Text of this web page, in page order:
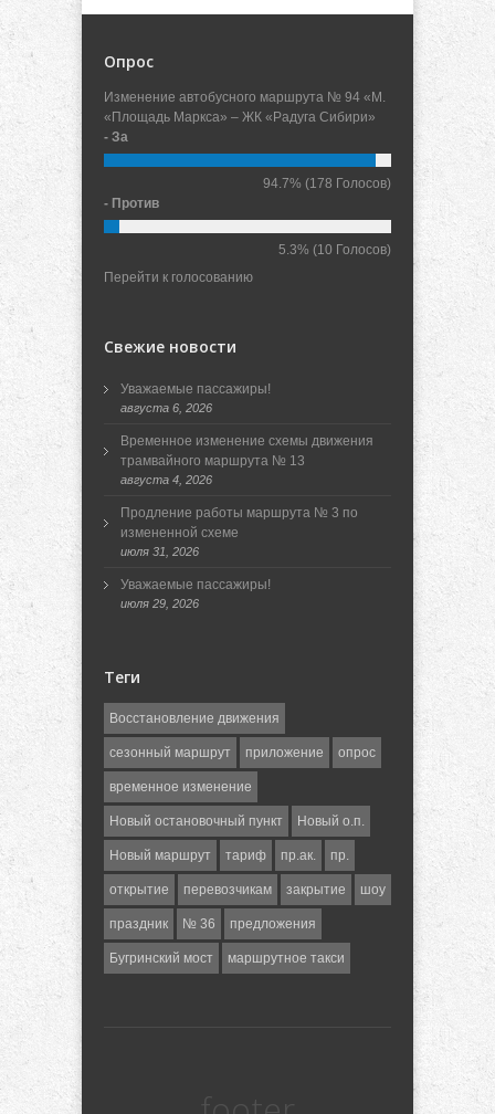
Опрос
Изменение автобусного маршрута № 94 «М.
«Площадь Маркса» – ЖК «Радуга Сибири»
- За
94.7% (178 Голосов)
- Против
5.3% (10 Голосов)
Перейти к голосованию
Свежие новости
Уважаемые пассажиры!
августа 6, 2026
Временное изменение схемы движения
трамвайного маршрута № 13
августа 4, 2026
Продление работы маршрута № 3 по
измененной схеме
июля 31, 2026
Уважаемые пассажиры!
июля 29, 2026
Теги
Восстановление движения
сезонный маршрут приложение опрос
временное изменение
Новый остановочный пункт Новый о.п.
Новый маршрут тариф пр.ак. пр.
открытие перевозчикам закрытие шоу
праздник № 36 предложения
Бугринский мост маршрутное такси